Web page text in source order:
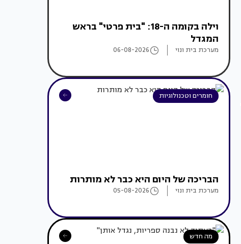
וילה בקומה ה-18: "בית פרטי" בראש
המגדל
מערכת בית ונוי 06-08-2026
חומרים וטכנולוגיות
הבריכה של היום היא כבר לא מותרות
מערכת בית ונוי 05-08-2026
מה חדש